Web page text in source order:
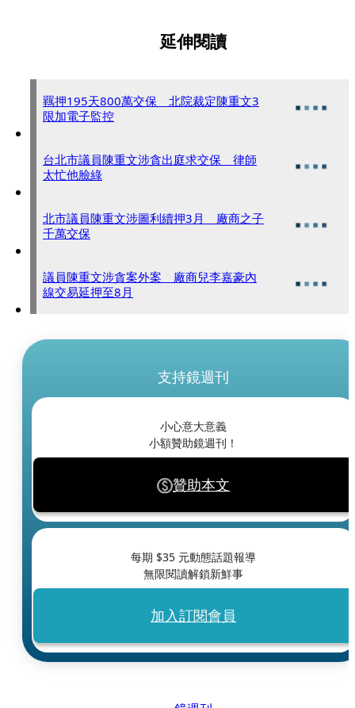
延伸閱讀
羈押195天800萬交保 北院裁定陳重文3
限加電子監控
台北市議員陳重文涉貪出庭求交保 律師
太忙他臉綠
北市議員陳重文涉圖利續押3月 廠商之子
千萬交保
議員陳重文涉貪案外案 廠商兒李嘉豪內
線交易延押至8月
支持鏡週刊
小心意大意義
小額贊助鏡週刊！
贊助本文
每期 $35 元動態話題報導
無限閱讀解鎖新鮮事
加入訂閱會員